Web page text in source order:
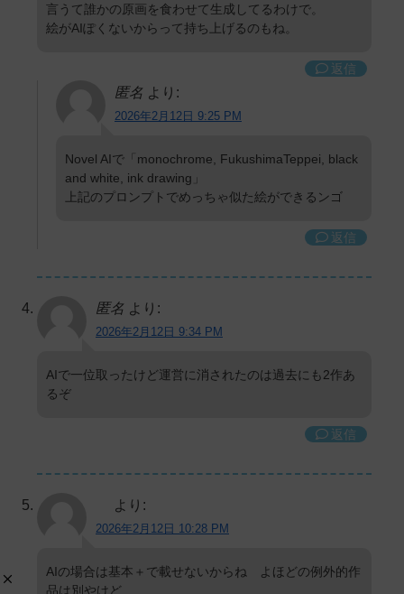
言うて誰かの原画を食わせて生成してるわけで。
絵がAIぽくないからって持ち上げるのもね。
返信
匿名 より:
2026年2月12日 9:25 PM
Novel AIで「monochrome, FukushimaTeppei, black
and white, ink drawing」
上記のプロンプトでめっちゃ似た絵ができるンゴ
返信
匿名 より:
2026年2月12日 9:34 PM
AIで一位取ったけど運営に消されたのは過去にも2作あ
るぞ
返信
より:
2026年2月12日 10:28 PM
AIの場合は基本＋で載せないからね よほどの例外的作
品は別やけど